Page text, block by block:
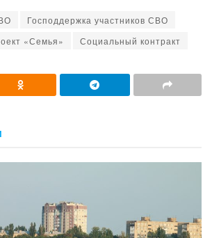
Господдержка участников СВО
«Семья»
Социальный контракт